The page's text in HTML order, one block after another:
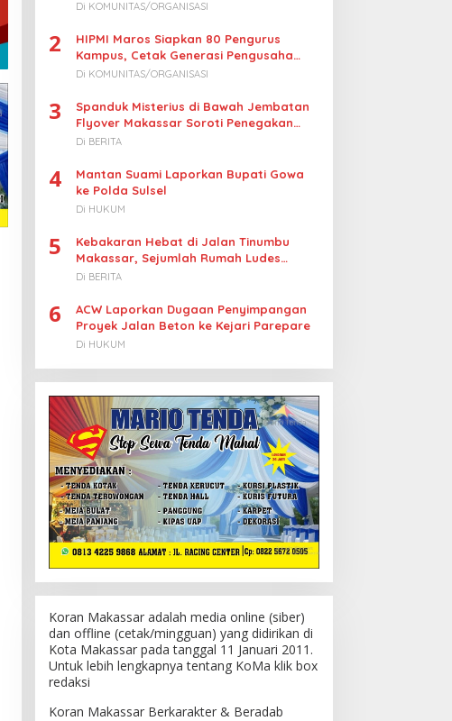
Turunkan Harga BBM Nelayan
Di KOMUNITAS/ORGANISASI
2
HIPMI Maros Siapkan 80 Pengurus
Kampus, Cetak Generasi Pengusaha
Muda
Di KOMUNITAS/ORGANISASI
3
Spanduk Misterius di Bawah Jembatan
Flyover Makassar Soroti Penegakan
Hukum Kasus Korupsi
Di BERITA
4
Mantan Suami Laporkan Bupati Gowa
ke Polda Sulsel
Di HUKUM
5
Kebakaran Hebat di Jalan Tinumbu
Makassar, Sejumlah Rumah Ludes
Terbakar, Penyebab Masih Diselidiki
Di BERITA
6
ACW Laporkan Dugaan Penyimpangan
Proyek Jalan Beton ke Kejari Parepare
Di HUKUM
Koran Makassar adalah media online (siber)
dan offline (cetak/mingguan) yang didirikan di
Kota Makassar pada tanggal 11 Januari 2011.
Untuk lebih lengkapnya tentang KoMa klik box
redaksi
Koran Makassar Berkarakter & Beradab